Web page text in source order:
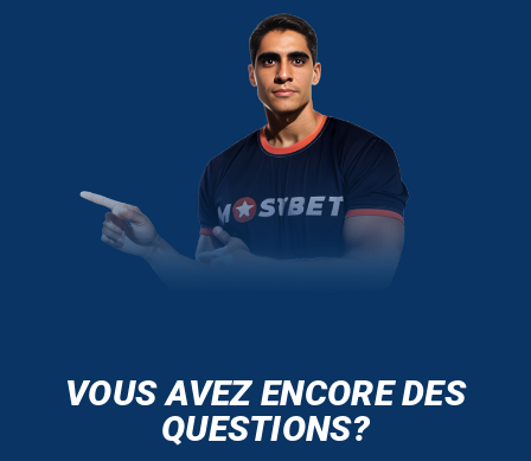
VOUS AVEZ ENCORE DES
QUESTIONS?